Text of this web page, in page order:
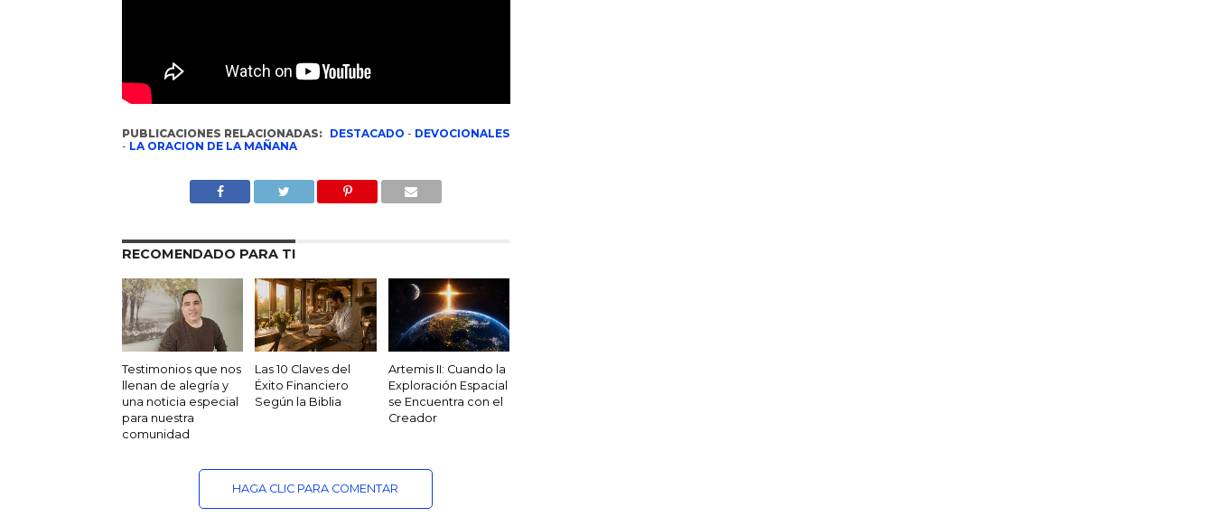
PUBLICACIONES RELACIONADAS: DESTACADO - DEVOCIONALES
- LA ORACION DE LA MAÑANA
RECOMENDADO PARA TI
Testimonios que nos
llenan de alegría y
una noticia especial
para nuestra
comunidad
Las 10 Claves del
Éxito Financiero
Según la Biblia
Artemis II: Cuando la
Exploración Espacial
se Encuentra con el
Creador
HAGA CLIC PARA COMENTAR